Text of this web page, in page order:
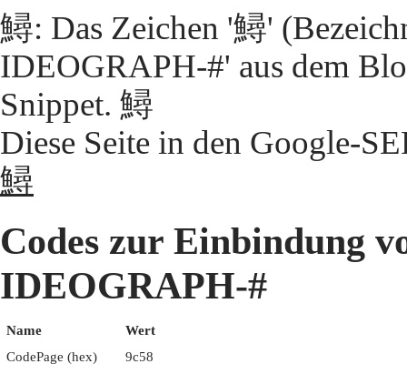
鱘: Das Zeichen '鱘'
IDEOGRAPH-#' aus dem
Snippet. 鱘
Diese Seite in den Google-
鱘
Codes zur Einbindung
IDEOGRAPH-#
Name
Wert
CodePage (hex)
9c58